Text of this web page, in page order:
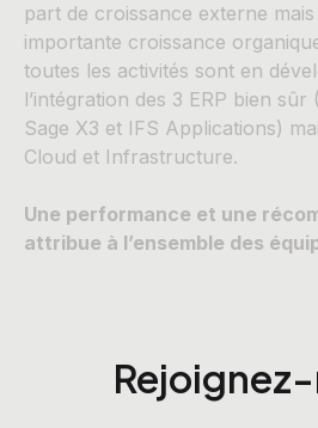
part de croissance externe
importante croissance
toutes les activités sont en
l’intégration des 3 ERP bien sûr
Sage X3 et IFS Applications)
Cloud et Infrastructure.
Une performance et une
attribue à l’ensemble des